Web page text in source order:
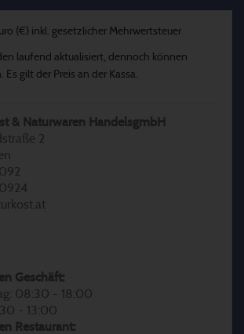
(€) inkl. gesetzlicher Mehrwertsteuer
laufend aktualisiert, dennoch können
Es gilt der Preis an der Kassa.
& Naturwaren HandelsgmbH
2
Geschäft:
08:30 - 18:00
- 13:00
Restaurant: